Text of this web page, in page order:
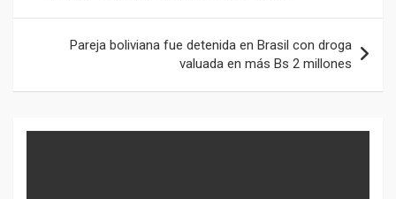
entradas
Pareja boliviana fue detenida en Brasil con droga
valuada en más Bs 2 millones